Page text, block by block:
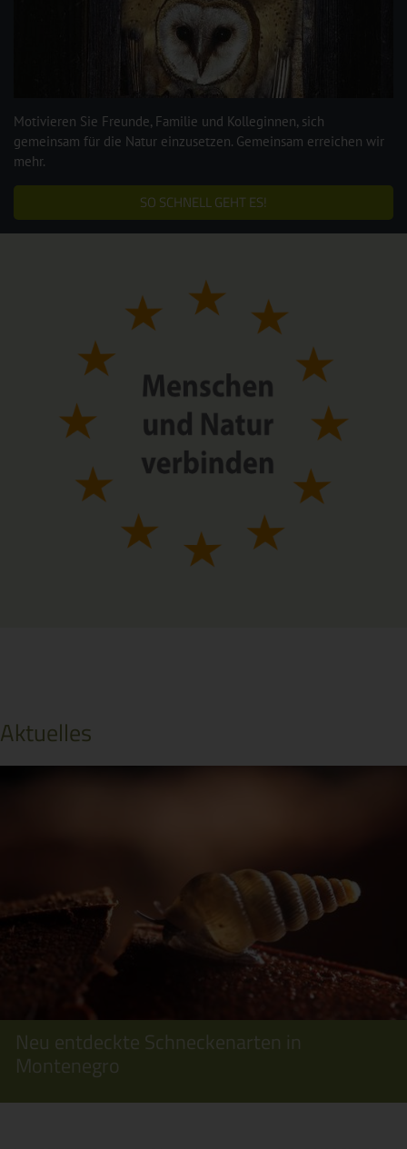
Motivieren Sie Freunde, Familie und Kolleginnen, sich
gemeinsam für die Natur einzusetzen. Gemeinsam erreichen wir
mehr.
SO SCHNELL GEHT ES!
Aktuelles
Neu entdeckte Schneckenarten in
Montenegro